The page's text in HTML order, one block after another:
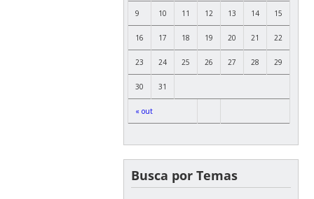
« out
9 10 11 12 13 14 15
16 17 18 19 20 21 22
23 24 25 26 27 28 29
30 31
Busca por Temas